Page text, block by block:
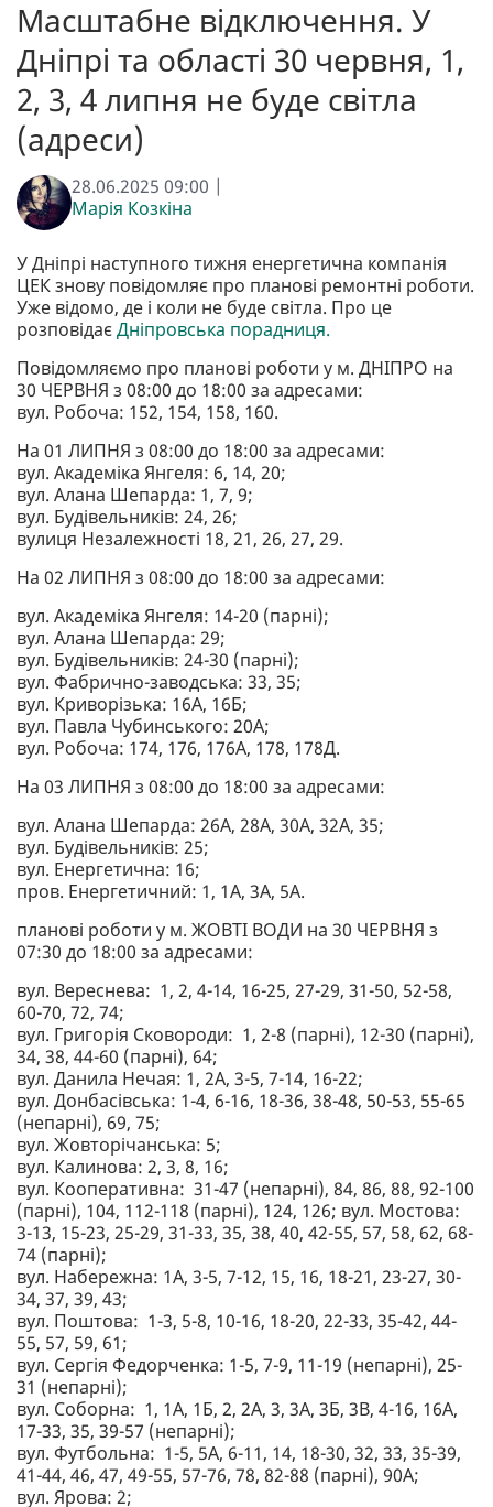
Масштабне відключення. У
Дніпрі та області 30 червня, 1,
2, 3, 4 липня не буде світла
(адреси)
28.06.2025 09:00 |
Марія Козкіна
У Дніпрі наступного тижня енергетична компанія
ЦЕК знову повідомляє про планові ремонтні роботи.
Уже відомо, де і коли не буде світла. Про це
розповідаєДніпровська порадниця.
Повідомляємо про планові роботи у м. ДНІПРО на
30 ЧЕРВНЯ з 08:00 до 18:00 за адресами:
вул. Робоча: 152, 154, 158, 160.
На 01 ЛИПНЯ з 08:00 до 18:00 за адресами:
вул. Академіка Янгеля: 6, 14, 20;
вул. Алана Шепарда: 1, 7, 9;
вул. Будівельників: 24, 26;
вулиця Незалежності 18, 21, 26, 27, 29.
На 02 ЛИПНЯ з 08:00 до 18:00 за адресами:
вул. Академіка Янгеля: 14-20 (парні);
вул. Алана Шепарда: 29;
вул. Будівельників: 24-30 (парні);
вул. Фабрично-заводська: 33, 35;
вул. Криворізька: 16А, 16Б;
вул. Павла Чубинського: 20А;
вул. Робоча: 174, 176, 176А, 178, 178Д.
На 03 ЛИПНЯ з 08:00 до 18:00 за адресами:
вул. Алана Шепарда: 26А, 28А, 30А, 32А, 35;
вул. Будівельників: 25;
вул. Енергетична: 16;
пров. Енергетичний: 1, 1А, 3А, 5А.
планові роботи у м. ЖОВТІ ВОДИ на 30 ЧЕРВНЯ з
07:30 до 18:00 за адресами:
вул. Вереснева: 1, 2, 4-14, 16-25, 27-29, 31-50, 52-58,
60-70, 72, 74;
вул. Григорія Сковороди: 1, 2-8 (парні), 12-30 (парні),
34, 38, 44-60 (парні), 64;
вул. Данила Нечая: 1, 2А, 3-5, 7-14, 16-22;
вул. Донбасівська: 1-4, 6-16, 18-36, 38-48, 50-53, 55-65
(непарні), 69, 75;
вул. Жовторічанська: 5;
вул. Калинова: 2, 3, 8, 16;
вул. Кооперативна: 31-47 (непарні), 84, 86, 88, 92-100
(парні), 104, 112-118 (парні), 124, 126; вул. Мостова:
3-13, 15-23, 25-29, 31-33, 35, 38, 40, 42-55, 57, 58, 62, 68-
74 (парні);
вул. Набережна: 1А, 3-5, 7-12, 15, 16, 18-21, 23-27, 30-
34, 37, 39, 43;
вул. Поштова: 1-3, 5-8, 10-16, 18-20, 22-33, 35-42, 44-
55, 57, 59, 61;
вул. Сергія Федорченка: 1-5, 7-9, 11-19 (непарні), 25-
31 (непарні);
вул. Соборна: 1, 1А, 1Б, 2, 2А, 3, 3А, 3Б, 3В, 4-16, 16А,
17-33, 35, 39-57 (непарні);
вул. Футбольна: 1-5, 5А, 6-11, 14, 18-30, 32, 33, 35-39,
41-44, 46, 47, 49-55, 57-76, 78, 82-88 (парні), 90А;
вул. Ярова: 2;